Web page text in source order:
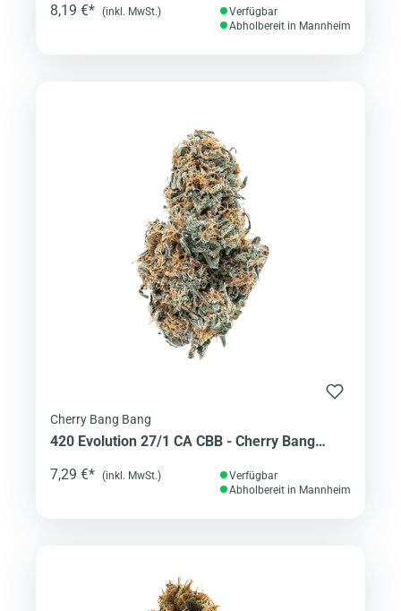
8,19 €* (inkl. MwSt.)
Verfügbar
Abholbereit in Mannheim
Cherry Bang Bang
420 Evolution 27/1 CA CBB - Cherry Bang
7,29 €* (inkl. MwSt.)
Verfügbar
Abholbereit in Mannheim